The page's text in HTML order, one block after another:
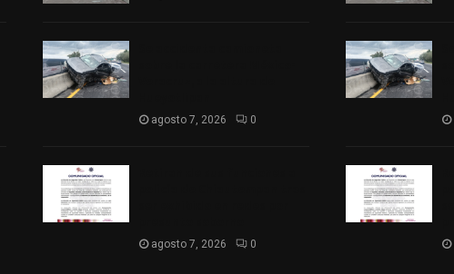
agosto 7, 2026 0
agosto 7, 2026 0